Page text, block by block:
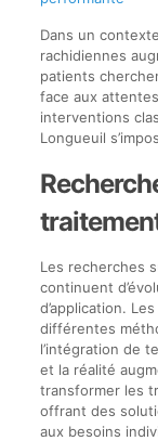
Dans un
rachidiennes
patients
face aux
interventions
Longueuil
Les recherches
continuent
d’application.
différentes
l’intégration de
et la réalité
transformer les
offrant des
aux besoins